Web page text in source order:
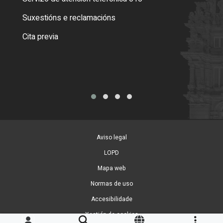
Suxestións e reclamacións
Cita previa
Aviso legal
LOPD
Mapa web
Normas de uso
Accesibilidade
Xestión de cookies